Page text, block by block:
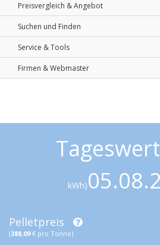
Preisvergleich & Angebot
Suchen und Finden
Service & Tools
Firmen & Webmaster
kWh)
Pelletpreis
(388,09€ pro Tonne)